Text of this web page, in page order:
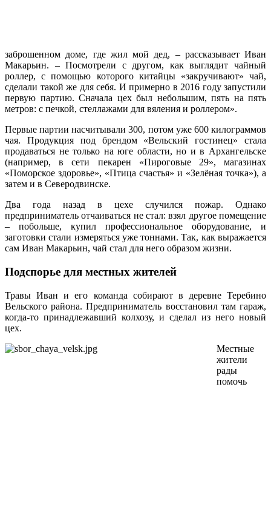
заброшенном доме, где жил мой дед, – рассказывает Иван
Макарьин. – Посмотрели с другом, как выглядит чайный
роллер, с помощью которого китайцы «закручивают» чай,
сделали такой же для себя. И примерно в 2016 году запустили
первую партию. Сначала цех был небольшим, пять на пять
метров: с печкой, стеллажами для вяления и роллером».
Первые партии насчитывали 300, потом уже 600 килограммов
чая. Продукция под брендом «Вельский гостинец» стала
продаваться не только на юге области, но и в Архангельске
(например, в сети пекарен «Пироговые 29», магазинах
«Поморское здоровье», «Птица счастья» и «Зелёная точка»), а
затем и в Северодвинске.
Два года назад в цехе случился пожар. Однако
предприниматель отчаиваться не стал: взял другое помещение
– побольше, купил профессиональное оборудование, и
заготовки стали измеряться уже тоннами. Так, как выражается
сам Иван Макарьин, чай стал для него образом жизни.
Подспорье для местных жителей
Травы Иван и его команда собирают в деревне Теребино
Вельского района. Предприниматель восстановил там гараж,
когда-то принадлежавший колхозу, и сделал из него новый
цех.
Местные
жители
рады
помочь